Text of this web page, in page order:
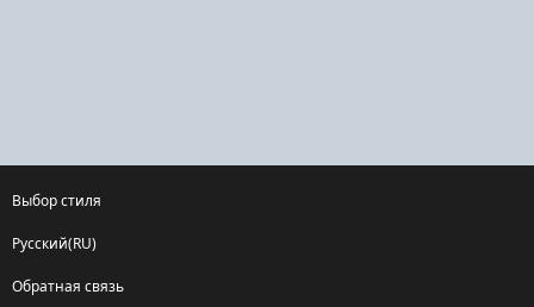
Выбор стиля
Русский(RU)
Обратная связь